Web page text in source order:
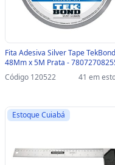
Fita Adesiva Silver Tape TekBond
48Mm x 5M Prata -
78072708255
Código 120522 41 em
Estoque Cuiabá